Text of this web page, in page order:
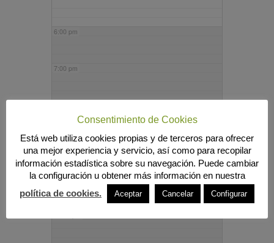
6:00 pm
7:00 pm
9:00 pm
10:00 pm
Consentimiento de Cookies
Está web utiliza cookies propias y de terceros para ofrecer
una mejor experiencia y servicio, así como para recopilar
información estadística sobre su navegación. Puede cambiar
la configuración u obtener más información en nuestra
política de cookies.
Aceptar Cancelar Configurar